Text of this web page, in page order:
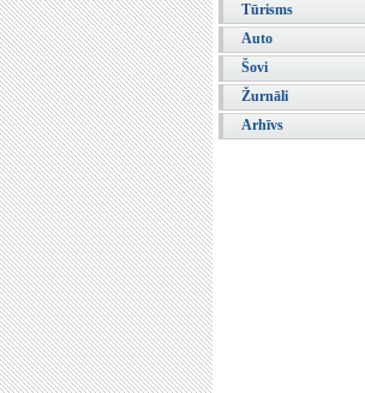
Tūrisms
Auto
Šovi
Žurnāli
Arhīvs